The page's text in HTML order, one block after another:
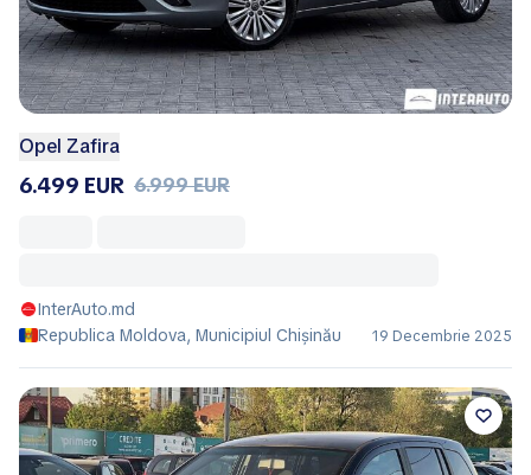
Opel Zafira
6.499 EUR 6.999 EUR
InterAuto.md
Republica Moldova, Municipiul Chișinău
19 Decembrie 2025